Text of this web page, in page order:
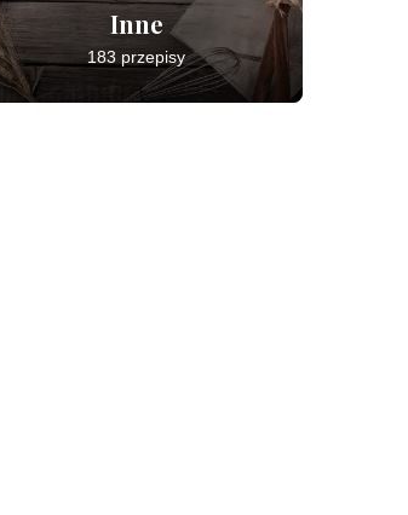
Inne
183 przepisy